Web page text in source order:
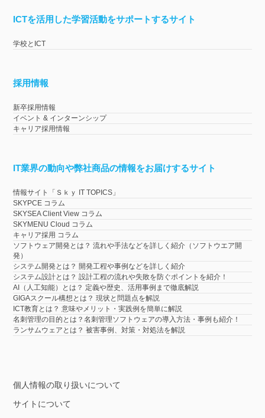
ICTを活用した学習活動をサポートするサイト
学校とICT
採用情報
新卒採用情報
イベント & インターンシップ
キャリア採用情報
IT業界の動向や弊社商品の情報をお届けするサイト
情報サイト「Ｓｋｙ IT TOPICS」
SKYPCE コラム
SKYSEA Client View コラム
SKYMENU Cloud コラム
キャリア採用 コラム
ソフトウェア開発とは？ 流れや手法などを詳しく紹介（ソフトウエア開
発）
システム開発とは？ 開発工程や事例などを詳しく紹介
システム設計とは？ 設計工程の流れや失敗を防ぐポイントを紹介！
AI（人工知能）とは？ 定義や歴史、活用事例まで徹底解説
GIGAスクール構想とは？ 現状と問題点を解説
ICT教育とは？ 意味やメリット・実践例を簡単に解説
名刺管理の目的とは？名刺管理ソフトウェアの導入方法・事例も紹介！
ランサムウェアとは？ 被害事例、対策・対処法を解説
個人情報の取り扱いについて
サイトについて